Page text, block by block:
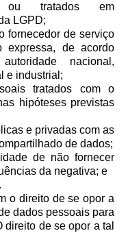
ou tratados em
LGPD;
fornecedor de serviço
expressa, de acordo
nacional,
e industrial;
tratados com o
hipóteses previstas
e privadas com as
de dados;
de não fornecer
da negativa; e
o direito de se opor a
dados pessoais para
de se opor a tal